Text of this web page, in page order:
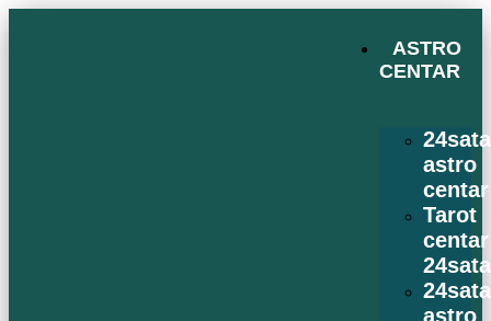
ASTRO
CENTAR
24sata
astro
centar
Tarot
centar
24sata
24sata
astro